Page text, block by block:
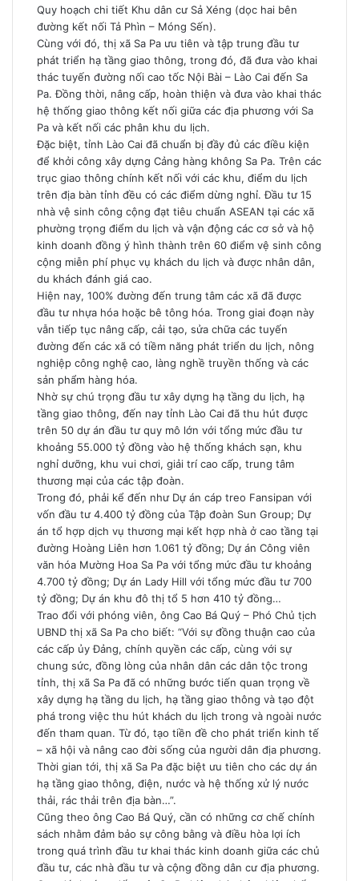
Quy hoạch chi tiết Khu dân cư Sả Xéng (dọc hai bên
đường kết nối Tả Phìn – Móng Sến).
Cùng với đó, thị xã Sa Pa ưu tiên và tập trung đầu tư
phát triển hạ tầng giao thông, trong đó, đã đưa vào khai
thác tuyến đường nối cao tốc Nội Bài – Lào Cai đến Sa
Pa. Đồng thời, nâng cấp, hoàn thiện và đưa vào khai thác
hệ thống giao thông kết nối giữa các địa phương với Sa
Pa và kết nối các phân khu du lịch.
Đặc biệt, tỉnh Lào Cai đã chuẩn bị đầy đủ các điều kiện
để khởi công xây dựng Cảng hàng không Sa Pa. Trên các
trục giao thông chính kết nối với các khu, điểm du lịch
trên địa bàn tỉnh đều có các điểm dừng nghỉ. Đầu tư 15
nhà vệ sinh công cộng đạt tiêu chuẩn ASEAN tại các xã
phường trọng điểm du lịch và vận động các cơ sở và hộ
kinh doanh đồng ý hình thành trên 60 điểm vệ sinh công
cộng miễn phí phục vụ khách du lịch và được nhân dân,
du khách đánh giá cao.
Hiện nay, 100% đường đến trung tâm các xã đã được
đầu tư nhựa hóa hoặc bê tông hóa. Trong giai đoạn này
vẫn tiếp tục nâng cấp, cải tạo, sửa chữa các tuyến
đường đến các xã có tiềm năng phát triển du lịch, nông
nghiệp công nghệ cao, làng nghề truyền thống và các
sản phẩm hàng hóa.
Nhờ sự chú trọng đầu tư xây dựng hạ tầng du lịch, hạ
tầng giao thông, đến nay tỉnh Lào Cai đã thu hút được
trên 50 dự án đầu tư quy mô lớn với tổng mức đầu tư
khoảng 55.000 tỷ đồng vào hệ thống khách sạn, khu
nghỉ dưỡng, khu vui chơi, giải trí cao cấp, trung tâm
thương mại của các tập đoàn.
Trong đó, phải kể đến như Dự án cáp treo Fansipan với
vốn đầu tư 4.400 tỷ đồng của Tập đoàn Sun Group; Dự
án tổ hợp dịch vụ thương mại kết hợp nhà ở cao tầng tại
đường Hoàng Liên hơn 1.061 tỷ đồng; Dự án Công viên
văn hóa Mường Hoa Sa Pa với tổng mức đầu tư khoảng
4.700 tỷ đồng; Dự án Lady Hill với tổng mức đầu tư 700
tỷ đồng; Dự án khu đô thị tổ 5 hơn 410 tỷ đồng…
Trao đổi với phóng viên, ông Cao Bá Quý – Phó Chủ tịch
UBND thị xã Sa Pa cho biết: “Với sự đồng thuận cao của
các cấp ủy Đảng, chính quyền các cấp, cùng với sự
chung sức, đồng lòng của nhân dân các dân tộc trong
tỉnh, thị xã Sa Pa đã có những bước tiến quan trọng về
xây dựng hạ tầng du lịch, hạ tầng giao thông và tạo đột
phá trong việc thu hút khách du lịch trong và ngoài nước
đến tham quan. Từ đó, tạo tiền đề cho phát triển kinh tế
– xã hội và nâng cao đời sống của người dân địa phương.
Thời gian tới, thị xã Sa Pa đặc biệt ưu tiên cho các dự án
hạ tầng giao thông, điện, nước và hệ thống xử lý nước
thải, rác thải trên địa bàn…”.
Cũng theo ông Cao Bá Quý, cần có những cơ chế chính
sách nhằm đảm bảo sự công bằng và điều hòa lợi ích
trong quá trình đầu tư khai thác kinh doanh giữa các chủ
đầu tư, các nhà đầu tư và cộng đồng dân cư địa phương.